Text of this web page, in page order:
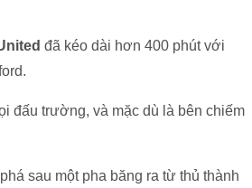
đã kéo dài hơn 400 phút với
đấu trường, và mặc dù là bên chiếm
sau một pha băng ra từ thủ thành